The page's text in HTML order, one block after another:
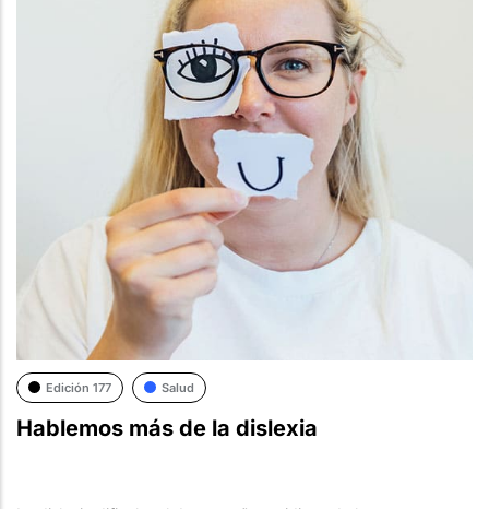
Edición 177 Salud
Hablemos más de la dislexia